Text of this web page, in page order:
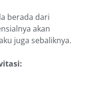
berada dari
akan
juga sebaliknya.